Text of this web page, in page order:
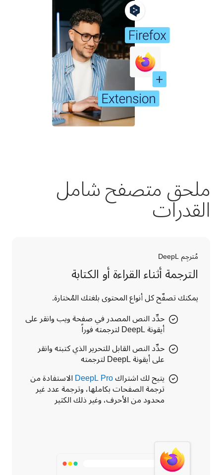
ملحق متصفح شامل
القدرات
مُترجِم DeepL
الترجمة أثناء القراءة أو الكتابة
يمكنك تصفّح كل أنواع المحتوى بلغتك المُختارة.
حدِّد النص المصدر في صفحة ويب وانقر على
أيقونة DeepL لترجمته فوراً
حدِّد النص القابل للتحرير الذي كتبته وانقر
على أيقونة DeepL لترجمته
يتيح لك اشتراكDeepL Proالاستفادة من
ترجمة الصفحات بكاملها، وترجمة عدد غير
محدود من الأحرف، وغير ذلك الكثير